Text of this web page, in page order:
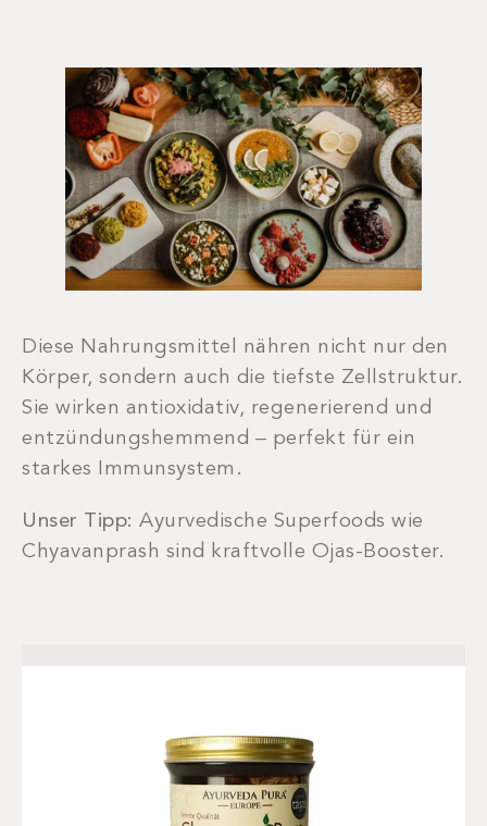
Diese Nahrungsmittel nähren nicht nur den
Körper, sondern auch die tiefste Zellstruktur.
Sie wirken antioxidativ, regenerierend und
entzündungshemmend – perfekt für ein
starkes Immunsystem.
Unser Tipp: Ayurvedische Superfoods wie
Chyavanprash sind kraftvolle Ojas-Booster.